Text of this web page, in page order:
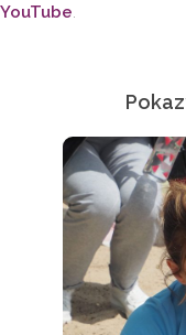
YouTube.